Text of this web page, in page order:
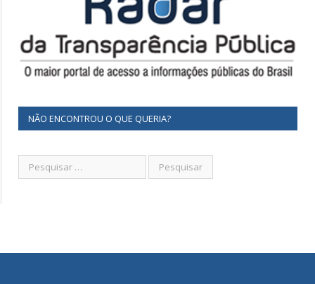
NÃO ENCONTROU O QUE QUERIA?